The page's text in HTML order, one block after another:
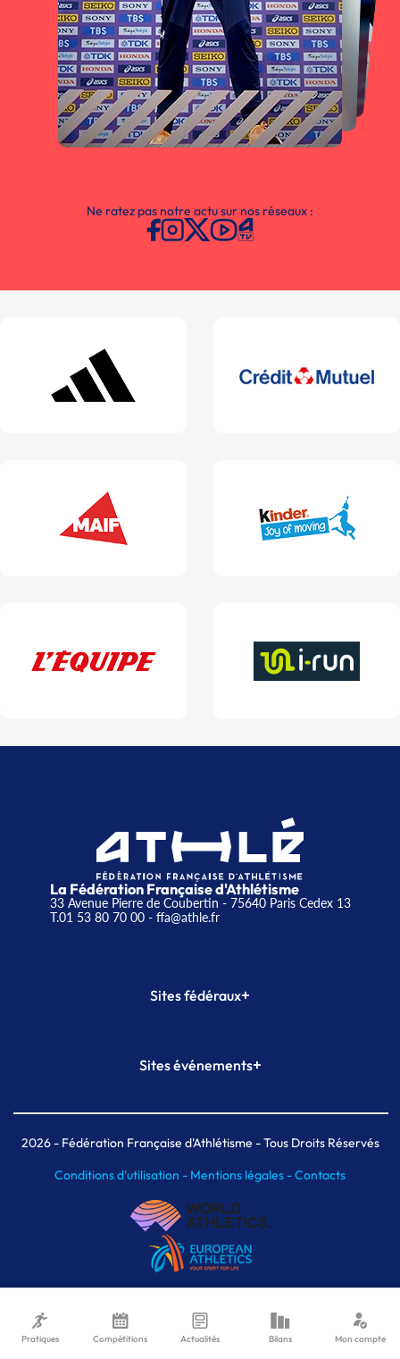
Ne ratez pas notre actu sur nos réseaux :
La Fédération Française d'Athlétisme
33 Avenue Pierre de Coubertin - 75640 Paris Cedex 13
T.01 53 80 70 00- ffa@athle.fr
Sites fédéraux+
Plateforme Formation
Sites événements+
Meeting de Paris indoor
MAIF Ekiden de Paris
2026- Fédération Française d'Athlétisme - Tous Droits Réservés
Conditions d'utilisation - Mentions légales -Contacts
Pratiques Compétitions Actualités Bilans Mon compte